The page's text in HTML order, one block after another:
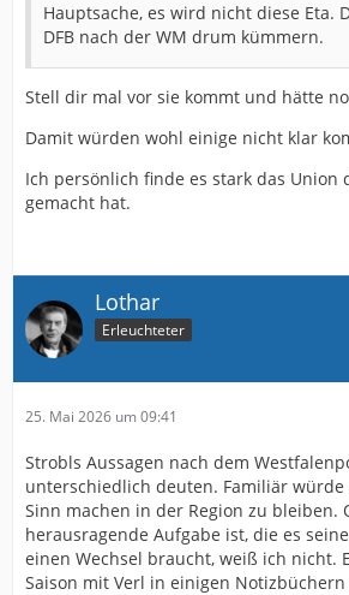
Hauptsache, es wird nicht diese Eta.
DFB nach der WM drum kümmern.
Stell dir mal vor sie kommt und hätte
Damit würden wohl einige nicht klar
Ich persönlich finde es stark das Union
gemacht hat.
Lothar
Erleuchteter
25. Mai 2026 um 09:41
Strobls Aussagen nach dem
unterschiedlich deuten. Familiär würde
Sinn machen in der Region zu bleiben.
herausragende Aufgabe ist, die es
einen Wechsel braucht, weiß ich nicht.
Saison mit Verl in einigen Notizbüchern